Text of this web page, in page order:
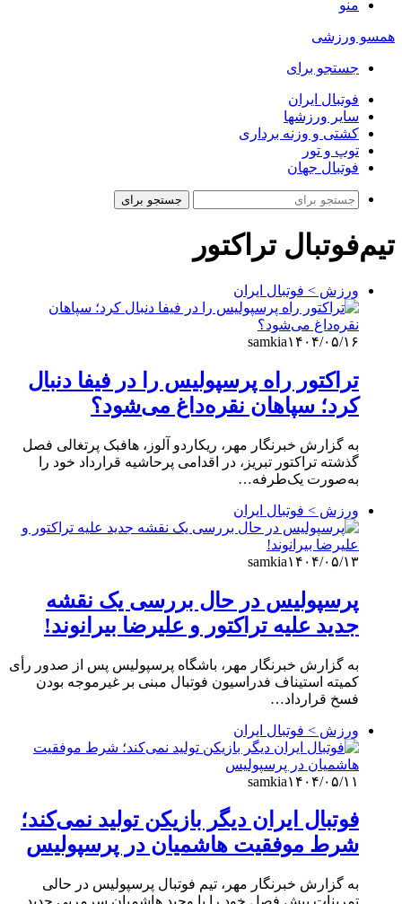
منو
همسو ورزشی
جستجو برای
فوتبال ایران
سایر ورزشها
کشتی و وزنه برداری
توپ و تور
فوتبال جهان
جستجو برای
تیم‌فوتبال تراکتور
ورزش > فوتبال ایران
samkia۱۴۰۴/۰۵/۱۶
تراکتور راه پرسپولیس را در فیفا دنبال
کرد؛ سپاهان نقره‌داغ می‌شود؟
به گزارش خبرنگار مهر، ریکاردو آلوز، هافبک پرتغالی فصل
گذشته تراکتور تبریز، در اقدامی پرحاشیه قرارداد خود را
به‌صورت یک‌طرفه…
ورزش > فوتبال ایران
samkia۱۴۰۴/۰۵/۱۳
پرسپولیس در حال بررسی یک نقشه
جدید علیه تراکتور و علیرضا بیرانوند!
به گزارش خبرنگار مهر، باشگاه پرسپولیس پس از صدور رأی
کمیته استیناف فدراسیون فوتبال مبنی بر غیرموجه بودن
فسخ قرارداد…
ورزش > فوتبال ایران
samkia۱۴۰۴/۰۵/۱۱
فوتبال ایران دیگر بازیکن تولید نمی‌کند؛
شرط موفقیت هاشمیان در پرسپولیس
به گزارش خبرنگار مهر، تیم فوتبال پرسپولیس در حالی